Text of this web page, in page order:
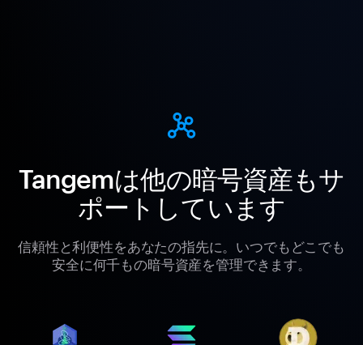
Tangemは他の暗号資産もサ
ポートしています
信頼性と利便性をあなたの指先に。いつでもどこでも
安全に何千もの暗号資産を管理できます。